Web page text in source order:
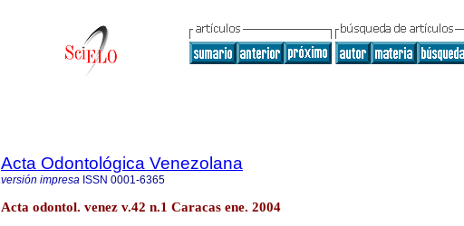
Acta Odontológica Venezolana
versión impresa ISSN 0001-6365
Acta odontol. venez v.42 n.1 Caracas ene. 2004